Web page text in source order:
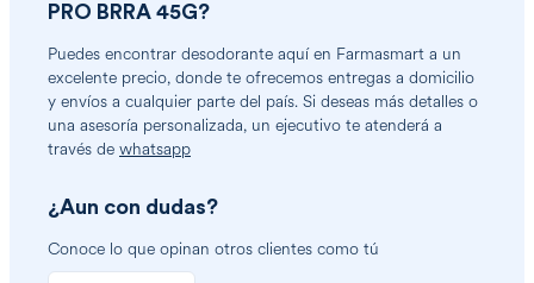
PRO BRRA 45G?
Puedes encontrar desodorante aquí en Farmasmart a un
excelente precio, donde te ofrecemos entregas a domicilio
y envíos a cualquier parte del país. Si deseas más detalles o
una asesoría personalizada, un ejecutivo te atenderá a
través de whatsapp
¿Aun con dudas?
Conoce lo que opinan otros clientes como tú